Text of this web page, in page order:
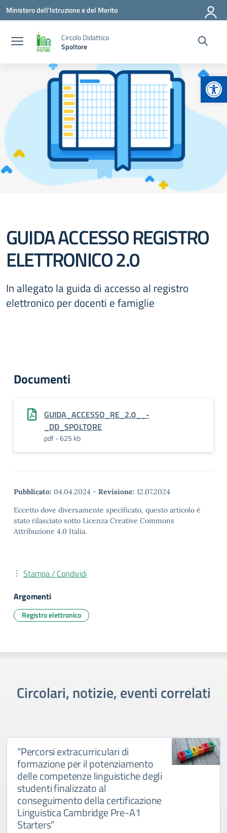
Vai ai contenuti
Vai al menu di navigazione
Vai al footer
Ministero dell'Istruzione e del Merito
Circolo Didattico
Spoltore
GUIDA ACCESSO REGISTRO
ELETTRONICO 2.0
In allegato la guida di accesso al registro
elettronico per docenti e famiglie
Documenti
GUIDA_ACCESSO_RE_2.0__-
_DD_SPOLTORE
pdf - 625 kb
Pubblicato: 04.04.2024 - Revisione: 12.07.2024
Eccetto dove diversamente specificato, questo articolo è
stato rilasciato sotto Licenza Creative Commons
Attribuzione 4.0 Italia.
Stampa / Condividi
Argomenti
Registro elettronico
Circolari, notizie, eventi correlati
“Percorsi extracurriculari di
formazione per il potenziamento
delle competenze linguistiche degli
studenti finalizzato al
conseguimento della certificazione
Linguistica Cambridge Pre-A1
Starters”